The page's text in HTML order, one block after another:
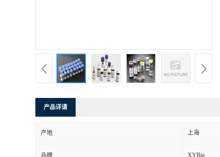
产品详请
产地 上海
品牌 XYBio